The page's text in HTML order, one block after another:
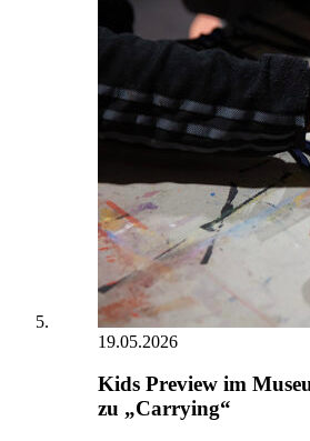
19.05.2026
Kids Preview im
zu „Carrying“